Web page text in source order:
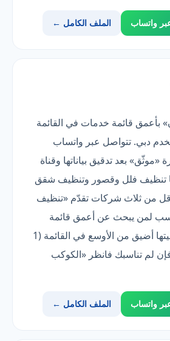
واتساب الملف الكامل ←
بأعمق قائمة خدمات في القائمة
تخدم دبي. تتواصل عبر واتساب
بعد تدقيق بياناتها وقناة
تنظيف فلل وقصور وتنظيف شقق
من ثلاث شركات تقدّم «تنظيف
لمن يبحث عن أعمق قائمة
خدمات — لكن تغطيتها أضيق من الأوسع في القائمة (1
فإن لم تناسبك فانظر «الكوكب
واتساب الملف الكامل ←